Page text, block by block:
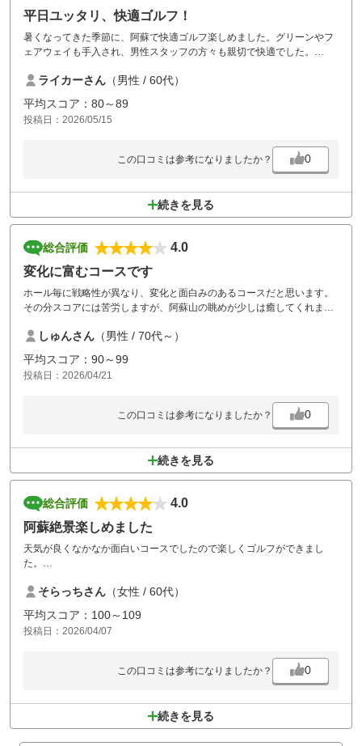
平日ユッタリ、快適ゴルフ！
暑くなってきた季節に、阿蘇で快適ゴルフ楽しめました。グリーンやフ
ェアウェイも手入され、男性スタッフの方々も親切で快適でした。
お世話になりました。
ライカーさん （男性 / 60代）
平均スコア：80～89
投稿日：2026/05/15
この口コミは参考になりましたか？ 0
続きを見る
総合評価
4.0
変化に富むコースです
ホール毎に戦略性が異なり、変化と面白みのあるコースだと思います。
その分スコアには苦労しますが、阿蘇山の眺めが少しは癒してくれま
これからシーズン、時々利用させていただきます。
しゅんさん （男性 / 70代～）
平均スコア：90～99
投稿日：2026/04/21
この口コミは参考になりましたか？ 0
続きを見る
総合評価
4.0
阿蘇絶景楽しめました
天気が良くなかなか面白いコースでしたので楽しくゴルフができまし
た。
又阿蘇に遊びに行く際はよらせていただきたいです
そらっちさん （女性 / 60代）
平均スコア：100～109
投稿日：2026/04/07
この口コミは参考になりましたか？ 0
続きを見る